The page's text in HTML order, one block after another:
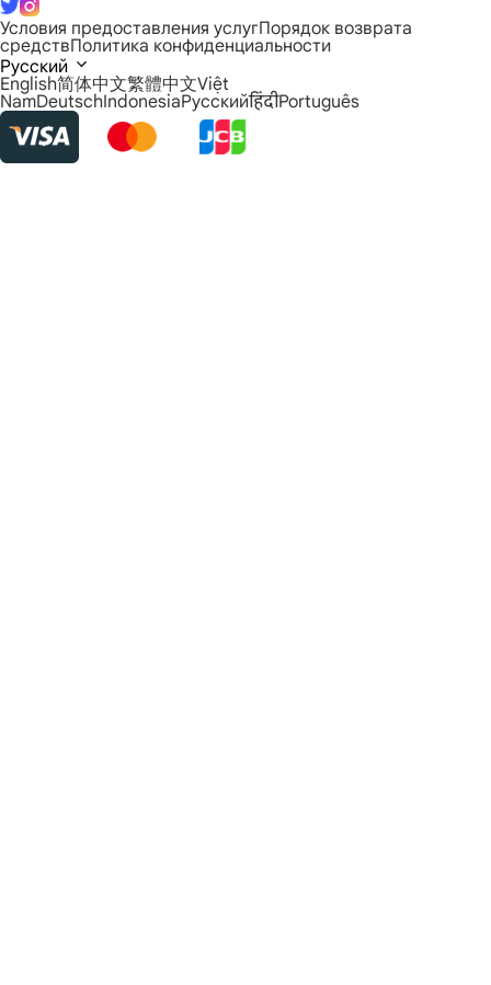
Условия предоставления услугПорядок возврата
средствПолитика конфиденциальности
Русский
English简体中文繁體中文Việt
NamDeutschIndonesiaРусскийहिंदीPortuguês